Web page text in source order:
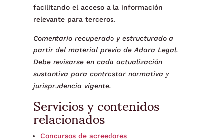
facilitando el acceso a la información
relevante para terceros.
Comentario recuperado y estructurado a
partir del material previo de Adara Legal.
Debe revisarse en cada actualización
sustantiva para contrastar normativa y
jurisprudencia vigente.
Servicios y contenidos
relacionados
Concursos de acreedores